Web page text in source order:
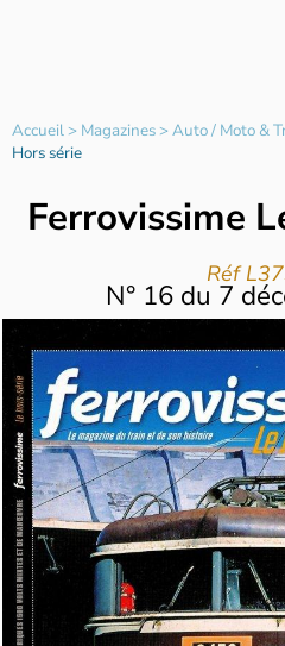
Accueil> Magazines>Auto / Moto &
Hors série
Ferrovissime
Réf
N° 16du 7